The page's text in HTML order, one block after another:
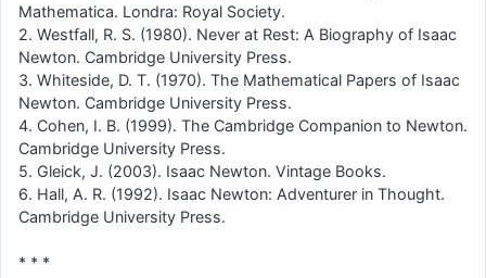
Mathematica. Londra: Royal Society.
2. Westfall, R. S. (1980). Never at Rest: A Biography of Isaac
Newton. Cambridge University Press.
3. Whiteside, D. T. (1970). The Mathematical Papers of Isaac
Newton. Cambridge University Press.
4. Cohen, I. B. (1999). The Cambridge Companion to Newton.
Cambridge University Press.
5. Gleick, J. (2003). Isaac Newton. Vintage Books.
6. Hall, A. R. (1992). Isaac Newton: Adventurer in Thought.
Cambridge University Press.
* * *